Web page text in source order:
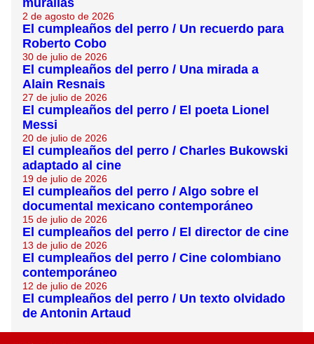
murallas
2 de agosto de 2026
El cumpleaños del perro / Un recuerdo para
Roberto Cobo
30 de julio de 2026
El cumpleaños del perro / Una mirada a
Alain Resnais
27 de julio de 2026
El cumpleaños del perro / El poeta Lionel
Messi
20 de julio de 2026
El cumpleaños del perro / Charles Bukowski
adaptado al cine
19 de julio de 2026
El cumpleaños del perro / Algo sobre el
documental mexicano contemporáneo
15 de julio de 2026
El cumpleaños del perro / El director de cine
13 de julio de 2026
El cumpleaños del perro / Cine colombiano
contemporáneo
12 de julio de 2026
El cumpleaños del perro / Un texto olvidado
de Antonin Artaud